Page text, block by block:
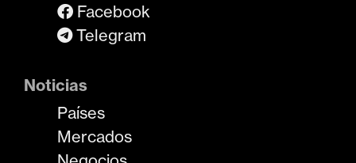
Facebook
Telegram
Noticias
Países
Mercados